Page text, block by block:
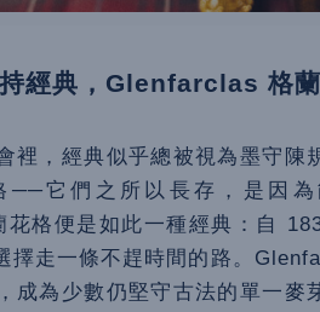
經典，Glenfarclas 格
裡，經典似乎總被視為墨守陳
──它們之所以長存，是因為
格便是如此一種經典：自
擇走一條不趕時間的路。
成為少數仍堅守古法的單一麥